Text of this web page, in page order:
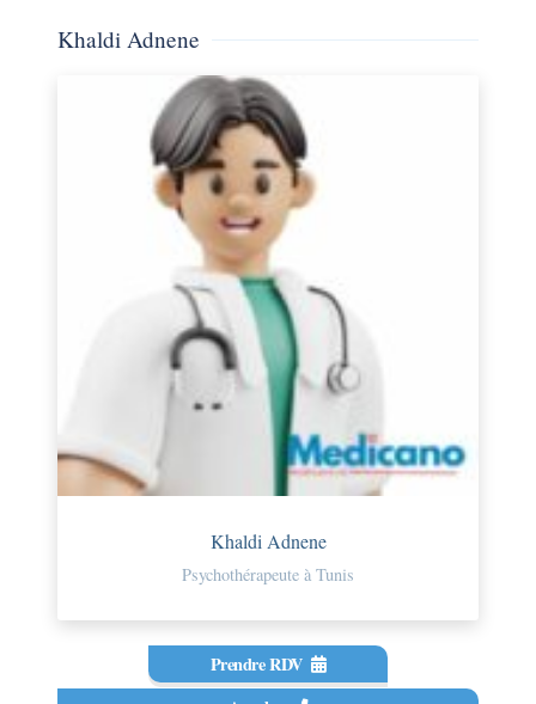
Khaldi Adnene
Khaldi Adnene
Psychothérapeute à Tunis
Prendre RDV